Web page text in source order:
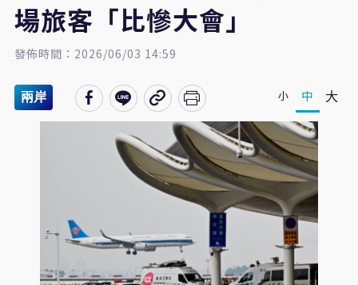
場旅客「比慘大會」
發佈時間：2026/06/03 14:59
兩岸 小 中 大